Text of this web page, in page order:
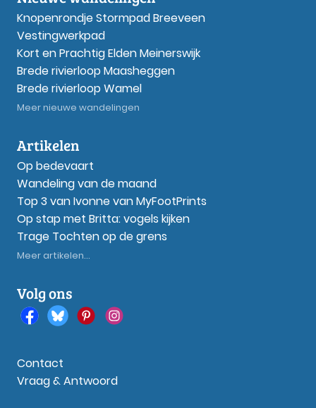
Knopenrondje Stormpad Breeveen
Vestingwerkpad
Kort en Prachtig Elden Meinerswijk
Brede rivierloop Maasheggen
Brede rivierloop Wamel
Meer nieuwe wandelingen
Artikelen
Op bedevaart
Wandeling van de maand
Top 3 van Ivonne van MyFootPrints
Op stap met Britta: vogels kijken
Trage Tochten op de grens
Meer artikelen...
Volg ons
Contact
Vraag & Antwoord